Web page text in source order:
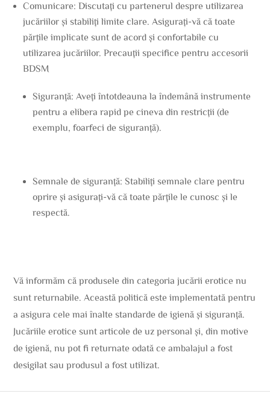
Comunicare: Discutați cu partenerul despre utilizarea
jucăriilor și stabiliți limite clare. Asigurați-vă că toate
părțile implicate sunt de acord și confortabile cu
utilizarea jucăriilor. Precauții specifice pentru accesorii
BDSM
Siguranță: Aveți întotdeauna la îndemână instrumente
pentru a elibera rapid pe cineva din restricții (de
exemplu, foarfeci de siguranță).
Semnale de siguranță: Stabiliți semnale clare pentru
oprire și asigurați-vă că toate părțile le cunosc și le
respectă.
Vă informăm că produsele din categoria jucării erotice nu
sunt returnabile. Această politică este implementată pentru
a asigura cele mai înalte standarde de igienă și siguranță.
Jucăriile erotice sunt articole de uz personal și, din motive
de igienă, nu pot fi returnate odată ce ambalajul a fost
desigilat sau produsul a fost utilizat.